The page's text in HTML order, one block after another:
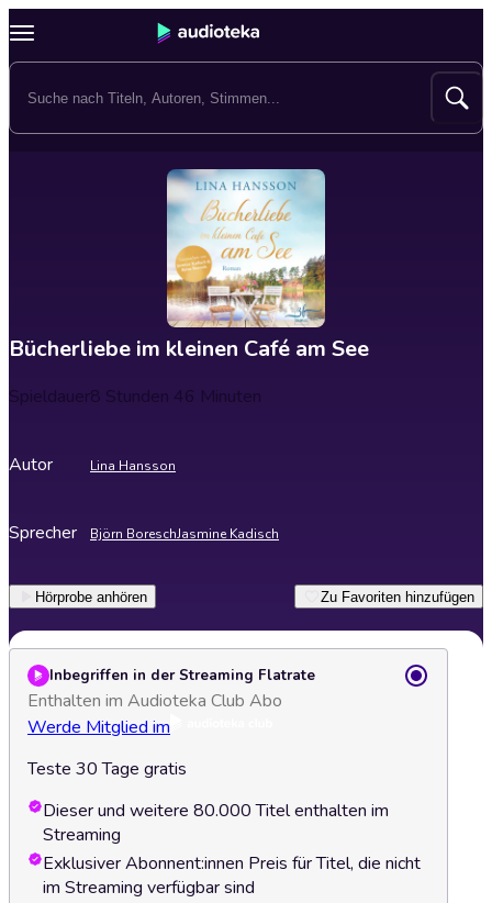
Bücherliebe im kleinen Café am See
Spieldauer8 Stunden 46 Minuten
Autor Lina Hansson
Sprecher Björn BoreschJasmine Kadisch
Hörprobe anhören Zu Favoriten hinzufügen
Inbegriffen in der Streaming Flatrate
Enthalten im Audioteka Club Abo
Werde Mitglied im
Teste 30 Tage gratis
Dieser und weitere 80.000 Titel enthalten im
Streaming
Exklusiver Abonnent:innen Preis für Titel, die nicht
im Streaming verfügbar sind